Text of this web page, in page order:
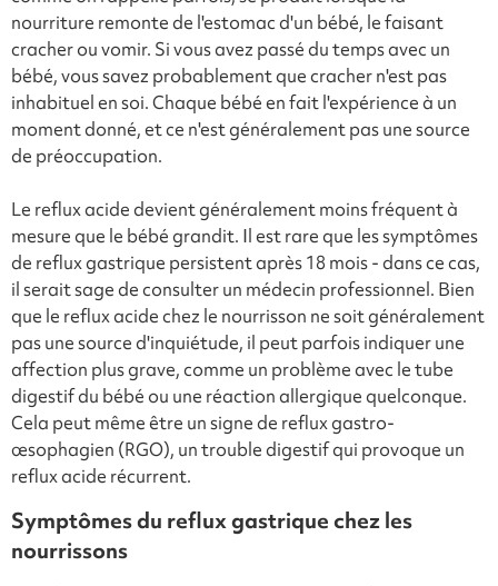
nourriture remonte de l'estomac d'un bébé, le faisant
cracher ou vomir. Si vous avez passé du temps avec un
bébé, vous savez probablement que cracher n'est pas
inhabituel en soi. Chaque bébé en fait l'expérience à un
moment donné, et ce n'est généralement pas une source
de préoccupation.
Le reflux acide devient généralement moins fréquent à
mesure que le bébé grandit. Il est rare que les symptômes
de reflux gastrique persistent après 18 mois - dans ce cas,
il serait sage de consulter un médecin professionnel. Bien
que le reflux acide chez le nourrisson ne soit généralement
pas une source d'inquiétude, il peut parfois indiquer une
affection plus grave, comme un problème avec le tube
digestif du bébé ou une réaction allergique quelconque.
Cela peut même être un signe de reflux gastro-
œsophagien (RGO), un trouble digestif qui provoque un
reflux acide récurrent.
Symptômes du reflux gastrique chez les
nourrissons